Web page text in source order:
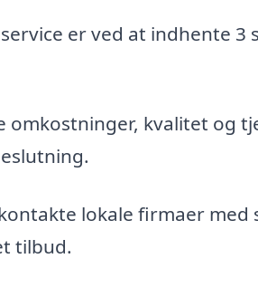
er ved at indhente 3
kvalitet og
lokale firmaer med
tilbud.